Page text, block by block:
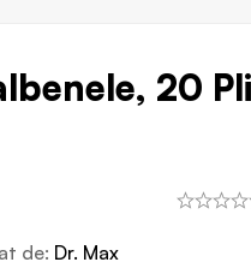
20
de: Dr. Max